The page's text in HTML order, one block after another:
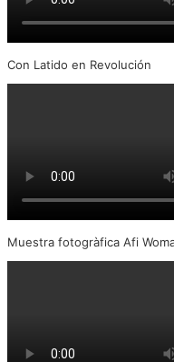
Con Latido en Revolución
Muestra fotogràfica Afi